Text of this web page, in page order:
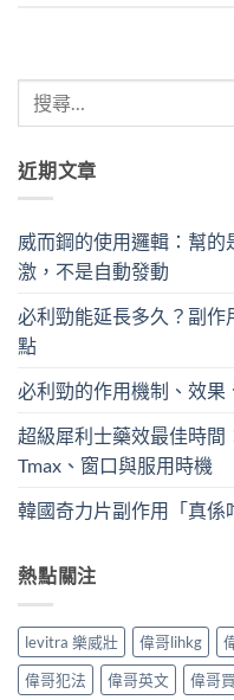
近期文章
威而鋼的使用邏輯：幫的
激，不是自動發動
必利勁能延長多久？副作
點
必利勁的作用機制、效
超級犀利士藥效最佳時
Tmax、窗口與服用時機
韓國奇力片副作用「真係
熱點關注
levitra 樂威壯 偉哥lihkg
偉哥犯法
偉哥英文 偉哥買